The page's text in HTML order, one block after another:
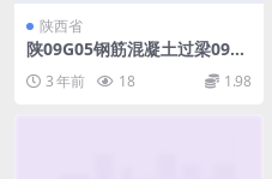
陕西省
陕09G05钢筋混凝土过梁09系
3 年前 18 1.98